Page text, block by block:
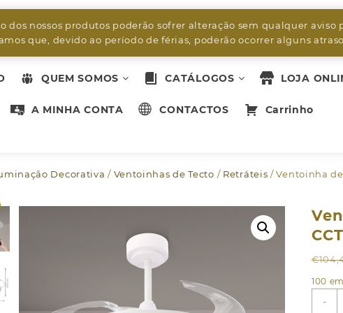
dos nossos produtos poderão sofrer alteração sem qualquer
que, devido ao período de férias, poderão ocorrer alguns
QUEM SOMOS CATÁLOGOS LOJA
A MINHA CONTA CONTACTOS Carrinho
Decorativa / Ventoinhas de Tecto / Retráteis / Ventoinha
CCT
€
100
-